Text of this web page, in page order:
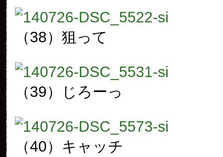
（38）狙って
（39）じろーっ
（40）キャッチ